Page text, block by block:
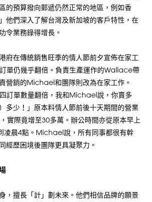
的預算撥向郵遞仍然正常的地區，例如香
他們深入了解台灣及新加坡的客戶特性，在
令業務錄得增長。
府在傳統銷售旺季的情人節前夕宣佈在家工
單仍幾乎翻倍。負責生產運作的Wallace帶
營銷的Michael和團隊則改為在家工作。
訂單數量翻倍，我和Michael說，你賣多
多少！」原本料情人節前後十天期間的營業
實際竟增至30多萬。辦公時間亦從原本早上
凌晨4點。Michael說，所有同事都很有幹
經歷困境後團隊更具凝聚力。
，擅長「計」劃未來。他們相信品牌的願景